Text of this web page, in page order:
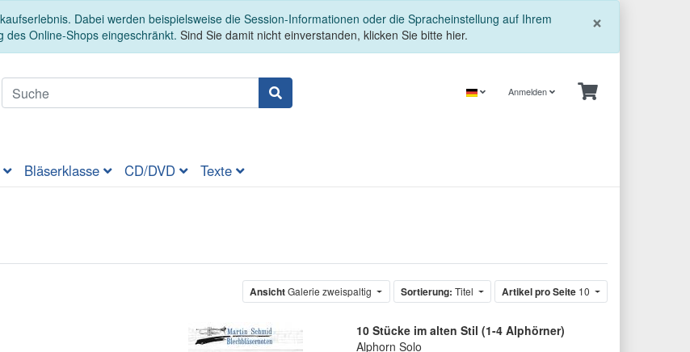
×
Dabei werden beispielsweise die Session-Informationen oder die Spracheinstellung auf Ihrem
des Online-Shops eingeschränkt. Sind Sie damit nicht einverstanden, klicken Sie bitte hier.
Anmelden
Bläserklasse CD/DVD Texte
AnsichtGalerie zweispaltig Sortierung: Titel Artikel pro Seite 10
10 Stücke im alten Stil (1-4 Alphörner)
Alphorn Solo